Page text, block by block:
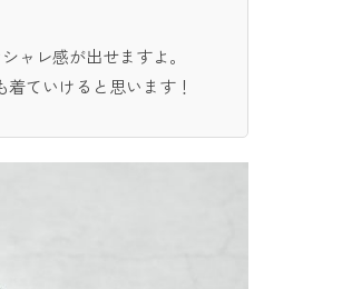
ャレ感が出せますよ。
ていけると思います！